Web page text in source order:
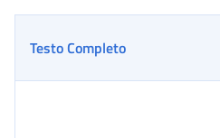
Testo Completo